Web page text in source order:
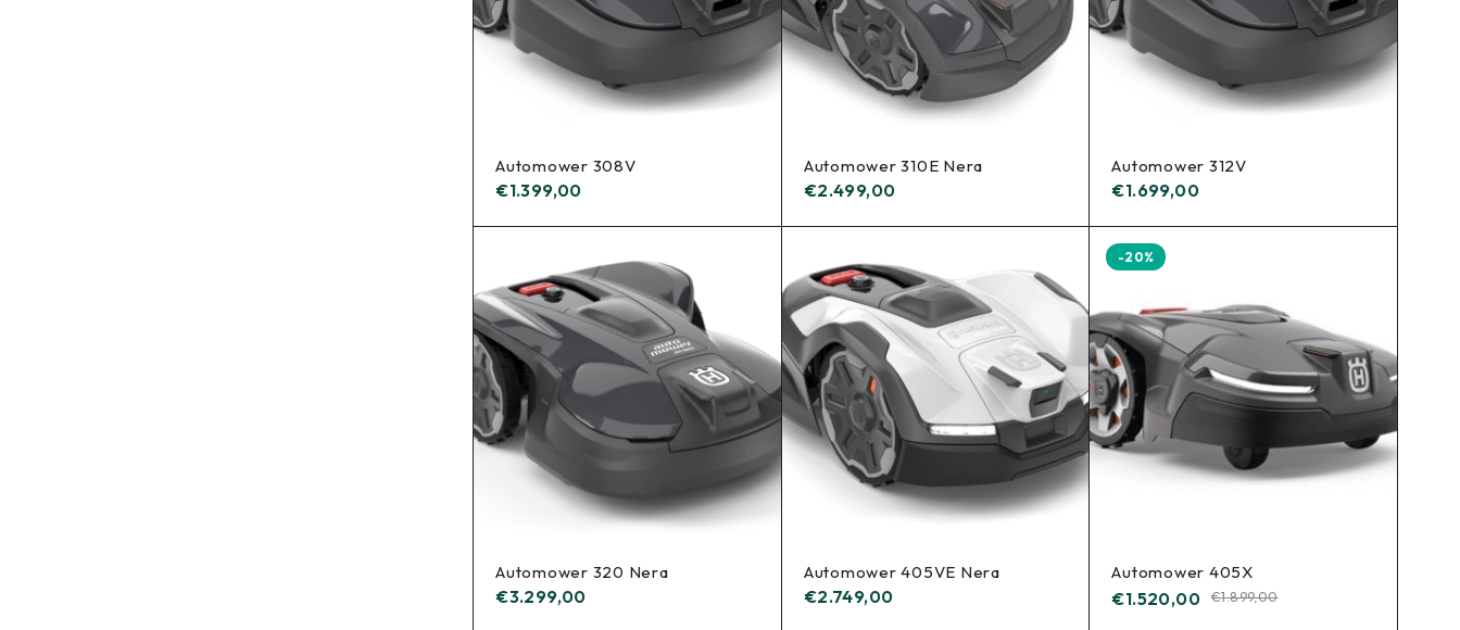
Automower 308V
€1.399,00
Automower 310E Nera
€2.499,00
Automower 312V
€1.699,00
Automower 320 Nera
€3.299,00
Automower 405VE Nera
€2.749,00
-20%
Automower 405X
€1.899,00
€1.520,00